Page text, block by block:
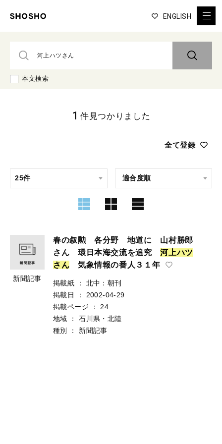
ENGLISH
本文検索
全て登録
1 件見つかりました
新聞記事
春の叙勲 各分野 地道に 山村勝郎
さん 環日本海交流を追究河上ハツ
さ ん 気象情報の番人３１年
掲載紙 ：
北中：朝刊
掲載日
：
2002-04-29
掲載ページ
：
24
地域
：
石川県・北陸
種別
： 新聞記事